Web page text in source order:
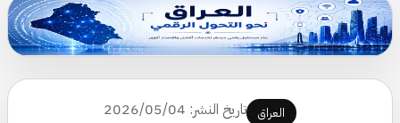
العراق تاريخ النشر: 2026/05/04